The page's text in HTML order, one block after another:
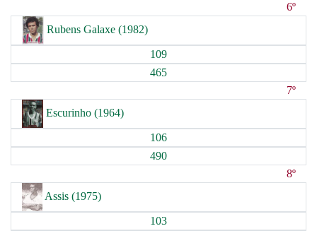
6º
Rubens Galaxe (1982)
109
465
7º
Escurinho (1964)
106
490
8º
Assis (1975)
103